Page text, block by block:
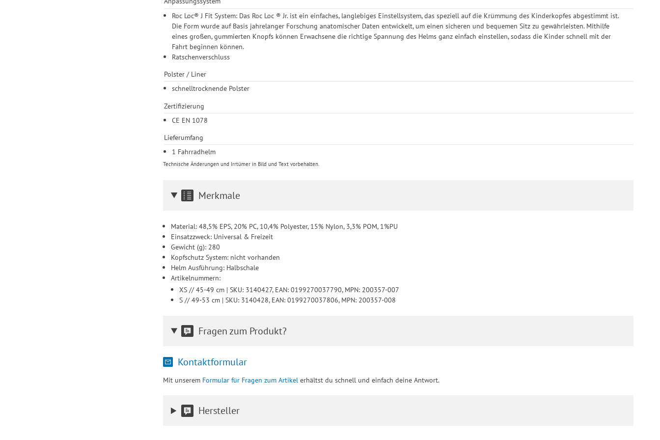
Roc Loc® J Fit System: Das Roc Loc ® Jr. ist ein einfaches, langlebiges Einstellsystem, das speziell auf die Krümmung des Kinderkopfes abgestimmt ist.
Die Form wurde auf Basis jahrelanger Forschung anatomischer Daten entwickelt, um einen sicheren und bequemen Sitz zu gewährleisten. Mithilfe
eines großen, gummierten Knopfs können Erwachsene die richtige Spannung des Helms ganz einfach einstellen, sodass die Kinder schnell mit der
Fahrt beginnen können.
Ratschenverschluss
Polster / Liner
schnelltrocknende Polster
Zertifizierung
CE EN 1078
Lieferumfang
1 Fahrradhelm
Technische Änderungen und Irrtümer in Bild und Text vorbehalten.
Merkmale
Material: 48,5% EPS, 20% PC, 10,4% Polyester, 15% Nylon, 3,3% POM, 1%PU
Einsatzzweck: Universal & Freizeit
Gewicht (g): 280
Kopfschutz System: nicht vorhanden
Helm Ausführung: Halbschale
Artikelnummern:
XS // 45-49 cm | SKU: 3140427, EAN: 0199270037790, MPN: 200357-007
S // 49-53 cm | SKU: 3140428, EAN: 0199270037806, MPN: 200357-008
Fragen zum Produkt?
Kontaktformular
Mit unserem Formular für Fragen zum Artikelerhältst du schnell und einfach deine Antwort.
Hersteller